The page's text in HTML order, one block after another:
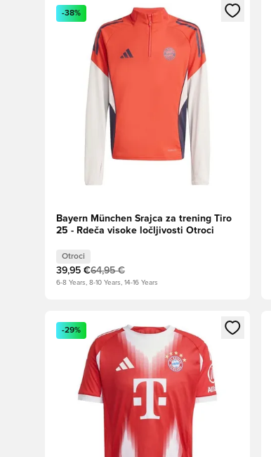
Odpre Modal za prijavo ali vpis kot član
-38%
Bayern München Srajca za trening Tiro
25 - Rdeča visoke ločljivosti Otroci
Otroci
39,95 €64,95 €
6-8 Years, 8-10 Years, 14-16 Years
Odpre Modal za prijavo ali vpis kot član
-29%